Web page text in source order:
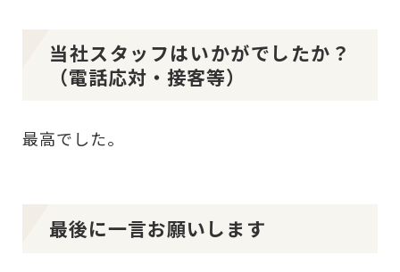
当社スタッフはいかがでしたか？
（電話応対・接客等）
最高でした。
最後に一言お願いします